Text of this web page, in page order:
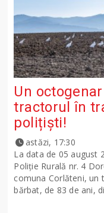
Un
tractorul în
polițiști!
astăzi, 17:30
La data de 05 august
Poliție Rurală nr. 4
comuna Corlăteni, un
bărbat, de 83 de ani,